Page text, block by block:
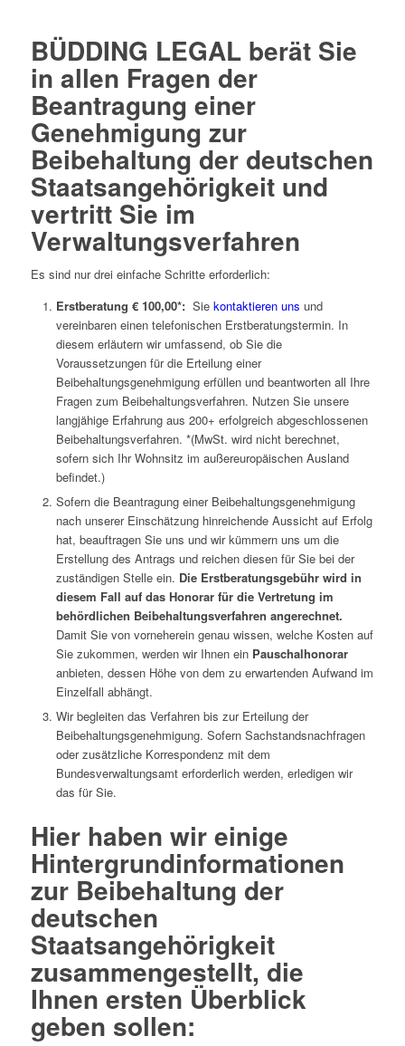
BÜDDING LEGAL berät Sie
in allen Fragen der
Beantragung einer
Genehmigung zur
Beibehaltung der deutschen
Staatsangehörigkeit und
vertritt Sie im
Verwaltungsverfahren
Es sind nur drei einfache Schritte erforderlich:
Erstberatung € 100,00*:Sie kontaktieren uns und
vereinbaren einen telefonischen Erstberatungstermin. In
diesem erläutern wir umfassend, ob Sie die
Voraussetzungen für die Erteilung einer
Beibehaltungsgenehmigung erfüllen und beantworten all Ihre
Fragen zum Beibehaltungsverfahren. Nutzen Sie unsere
langjähige Erfahrung aus 200+ erfolgreich abgeschlossenen
Beibehaltungsverfahren. *(MwSt. wird nicht berechnet,
sofern sich Ihr Wohnsitz im außereuropäischen Ausland
befindet.)
Sofern die Beantragung einer Beibehaltungsgenehmigung
nach unserer Einschätzung hinreichende Aussicht auf Erfolg
hat, beauftragen Sie uns und wir kümmern uns um die
Erstellung des Antrags und reichen diesen für Sie bei der
zuständigen Stelle ein. Die Erstberatungsgebühr wird in
diesem Fall auf das Honorar für die Vertretung im
behördlichen Beibehaltungsverfahren angerechnet.
Damit Sie von vorneherein genau wissen, welche Kosten auf
Sie zukommen, werden wir Ihnen ein Pauschalhonorar
anbieten, dessen Höhe von dem zu erwartenden Aufwand im
Einzelfall abhängt.
Wir begleiten das Verfahren bis zur Erteilung der
Beibehaltungsgenehmigung. Sofern Sachstandsnachfragen
oder zusätzliche Korrespondenz mit dem
Bundesverwaltungsamt erforderlich werden, erledigen wir
das für Sie.
Hier haben wir einige
Hintergrundinformationen
zur Beibehaltung der
deutschen
Staatsangehörigkeit
zusammengestellt, die
Ihnen ersten Überblick
geben sollen: